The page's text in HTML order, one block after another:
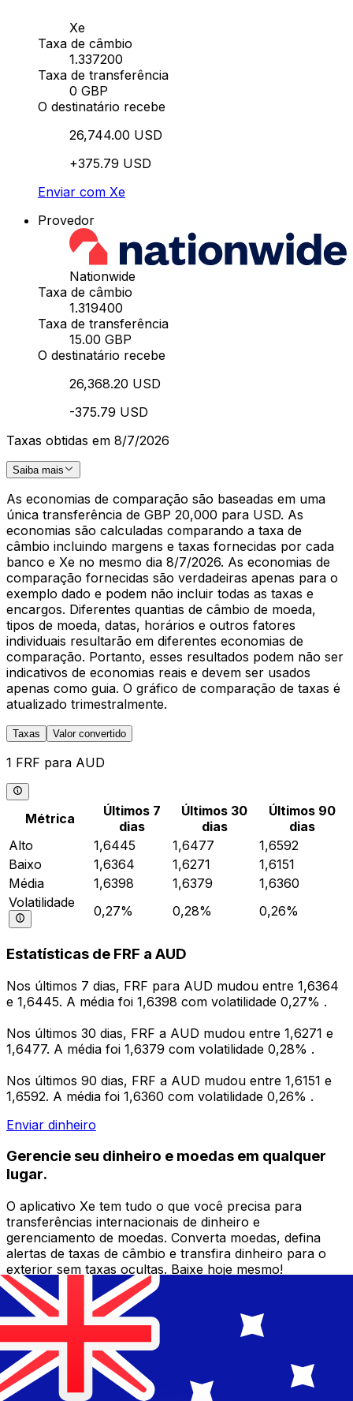
Xe
Taxa de câmbio
1.337200
Taxa de transferência
0 GBP
O destinatário recebe
26,744.00 USD
+375.79 USD
Enviar com Xe
Provedor
Nationwide
Taxa de câmbio
1.319400
Taxa de transferência
15.00 GBP
O destinatário recebe
26,368.20 USD
-375.79 USD
Taxas obtidas em 8/7/2026
Saiba mais
As economias de comparação são baseadas em uma
única transferência de GBP 20,000 para USD. As
economias são calculadas comparando a taxa de
câmbio incluindo margens e taxas fornecidas por cada
banco e Xe no mesmo dia 8/7/2026. As economias de
comparação fornecidas são verdadeiras apenas para o
exemplo dado e podem não incluir todas as taxas e
encargos. Diferentes quantias de câmbio de moeda,
tipos de moeda, datas, horários e outros fatores
individuais resultarão em diferentes economias de
comparação. Portanto, esses resultados podem não ser
indicativos de economias reais e devem ser usados
apenas como guia. O gráfico de comparação de taxas é
atualizado trimestralmente.
Taxas Valor convertido
1 FRF para AUD
Métrica
Últimos 7
dias
Últimos 30
dias
Últimos 90
dias
Alto
1,6445 1,6477
1,6592
Baixo
1,6364 1,6271
1,6151
Média
1,6398 1,6379
1,6360
Volatilidade
0,27% 0,28% 0,26%
Estatísticas de FRF a AUD
Nos últimos 7 dias, FRF para AUD mudou entre 1,6364
e 1,6445. A média foi 1,6398 com volatilidade 0,27% .
Nos últimos 30 dias, FRF a AUD mudou entre 1,6271 e
1,6477. A média foi 1,6379 com volatilidade 0,28% .
Nos últimos 90 dias, FRF a AUD mudou entre 1,6151 e
1,6592. A média foi 1,6360 com volatilidade 0,26% .
Enviar dinheiro
Gerencie seu dinheiro e moedas em qualquer
lugar.
O aplicativo Xe tem tudo o que você precisa para
transferências internacionais de dinheiro e
gerenciamento de moedas. Converta moedas, defina
alertas de taxas de câmbio e transfira dinheiro para o
exterior sem taxas ocultas. Baixe hoje mesmo!